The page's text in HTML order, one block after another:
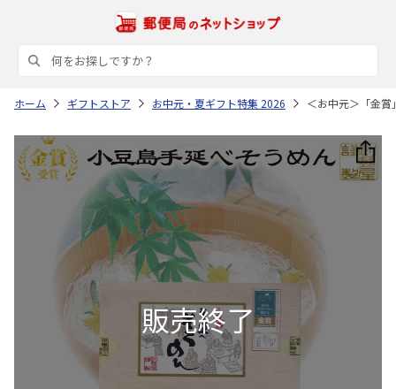
ホーム ギフトストア お中元・夏ギフト特集 2026 ＜お中元＞「金